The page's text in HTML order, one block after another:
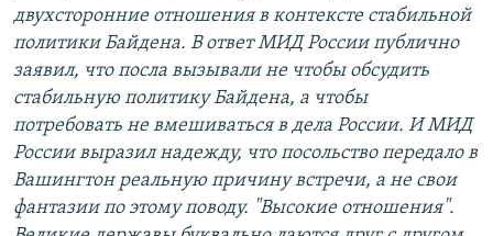
двухсторонние отношения в контексте стабильной
политики Байдена. В ответ МИД России публично
заявил, что посла вызывали не чтобы обсудить
стабильную политику Байдена, а чтобы
потребовать не вмешиваться в дела России. И МИД
России выразил надежду, что посольство передало в
Вашингтон реальную причину встречи, а не свои
фантазии по этому поводу. "Высокие отношения".